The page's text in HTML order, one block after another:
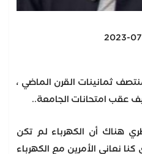
2023-
ثمانينات القرن الماضي ،
عقب امتحانات الجامعة..
هناك أن الكهرباء لم تكن
نعاني الأمرين مع الكهرباء